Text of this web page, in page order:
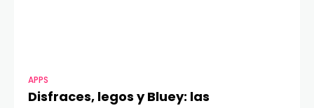
APPS
Disfraces, legos y Bluey: las